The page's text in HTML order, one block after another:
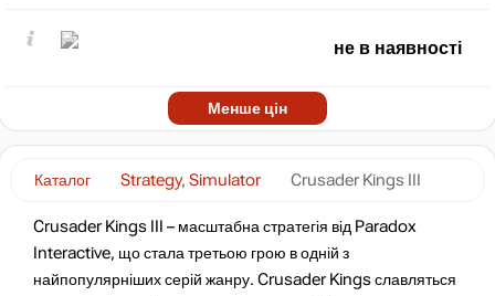
Каталог Strategy, Simulator Crusader Kings III
Crusader Kings III – масштабна стратегія від Paradox
Interactive, що стала третьою грою в одній з
найпопулярніших серій жанру. Crusader Kings славляться
не в наявності
Менше цін